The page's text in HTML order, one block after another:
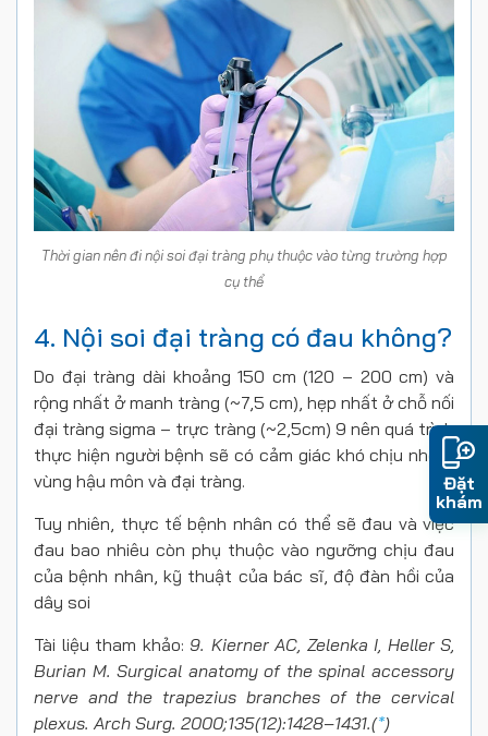
Thời gian nên đi nội soi đại tràng phụ thuộc vào từng trường hợp
cụ thể
4. Nội soi đại tràng có đau không?
Do đại tràng dài khoảng 150 cm (120 – 200 cm) và
rộng nhất ở manh tràng (~7,5 cm), hẹp nhất ở chỗ nối
đại tràng sigma – trực tràng (~2,5cm) 9 nên quá trình
thực hiện người bệnh sẽ có cảm giác khó chịu nhẹ ở
vùng hậu môn và đại tràng.
Tuy nhiên, thực tế bệnh nhân có thể sẽ đau và việc
đau bao nhiêu còn phụ thuộc vào ngưỡng chịu đau
của bệnh nhân, kỹ thuật của bác sĩ, độ đàn hồi của
dây soi
Tài liệu tham khảo: 9. Kierner AC, Zelenka I, Heller S,
Burian M. Surgical anatomy of the spinal accessory
nerve and the trapezius branches of the cervical
plexus. Arch Surg. 2000;135(12):1428–1431.(*)
Đặt
khám